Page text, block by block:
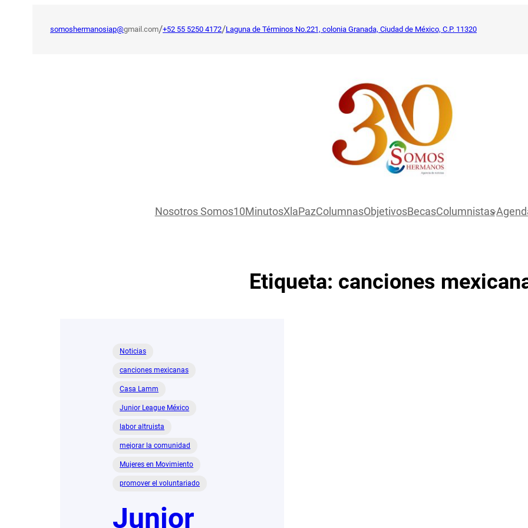
somoshermanosiap@gmail.com/+52 55 5250 4172/Laguna de Términos No.221, colonia Granada, Ciudad de México, C.P. 11320
Nosotros Somos10MinutosXlaPazColumnasObjetivosBecasColumnistas
Etiqueta: canciones
Noticias
canciones mexicanas
Casa Lamm
Junior League México
labor altruista
mejorar la comunidad
Mujeres en Movimiento
promover el voluntariado
Junior